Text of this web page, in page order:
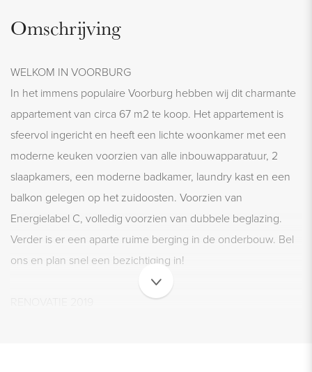
Omschrijving
WELKOM IN VOORBURG
In het immens populaire Voorburg hebben wij dit charmante
appartement van circa 67 m2 te koop. Het appartement is
sfeervol ingericht en heeft een lichte woonkamer met een
moderne keuken voorzien van alle inbouwapparatuur, 2
slaapkamers, een moderne badkamer, laundry kast en een
balkon gelegen op het zuidoosten. Voorzien van
Energielabel C, volledig voorzien van dubbele beglazing.
Verder is er een aparte ruime berging in de onderbouw. Bel
ons en plan snel een bezichtiging in!